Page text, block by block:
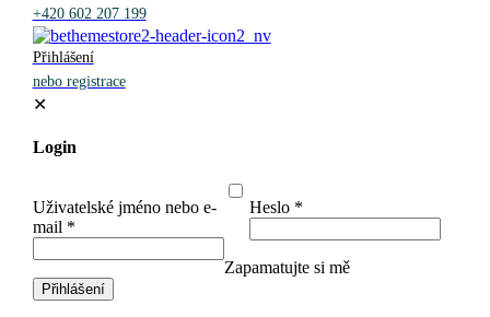
+420 602 207 199
Přihlášení
nebo registrace
✕
Login
Uživatelské jméno nebo e-
mail *
Heslo *
Zapamatujte si mě
Přihlášení